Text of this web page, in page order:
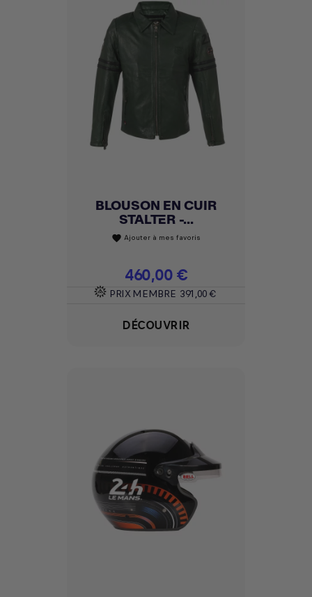
BLOUSON EN CUIR
STALTER -...
favorite Ajouter à mes favoris
Prix
460,00 €
PRIX MEMBRE 391,00 €
DÉCOUVRIR